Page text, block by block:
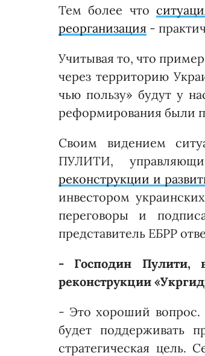
Тем более что
реорганизация -
Учитывая то, что
через территорию
чью пользу» будут у
реформирования были
Своим видением
ПУЛИТИ,
реконструкции и
инвестором
переговоры и
представитель ЕБРР
- Господин Пулити,
реконструкции
- Это хороший вопрос.
будет поддерживать
стратегическая цель.